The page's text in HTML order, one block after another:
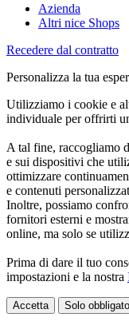
Azienda
Altri nice Shops
Recedere dal contratto
Personalizza la tua
Utilizziamo i cookie e
individuale per offrirti
A tal fine, raccogliamo
e sui dispositivi che
ottimizzare
e contenuti
Inoltre, possiamo
fornitori esterni e
online, ma solo se
Prima di dare il tuo
impostazioni e la nostra
Accetta Solo